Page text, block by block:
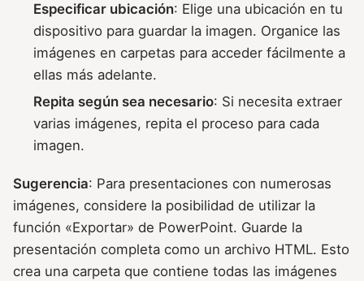
Especificar ubicación: Elige una ubicación en tu
dispositivo para guardar la imagen. Organice las
imágenes en carpetas para acceder fácilmente a
ellas más adelante.
Repita según sea necesario: Si necesita extraer
varias imágenes, repita el proceso para cada
imagen.
Sugerencia: Para presentaciones con numerosas
imágenes, considere la posibilidad de utilizar la
función «Exportar» de PowerPoint. Guarde la
presentación completa como un archivo HTML. Esto
crea una carpeta que contiene todas las imágenes